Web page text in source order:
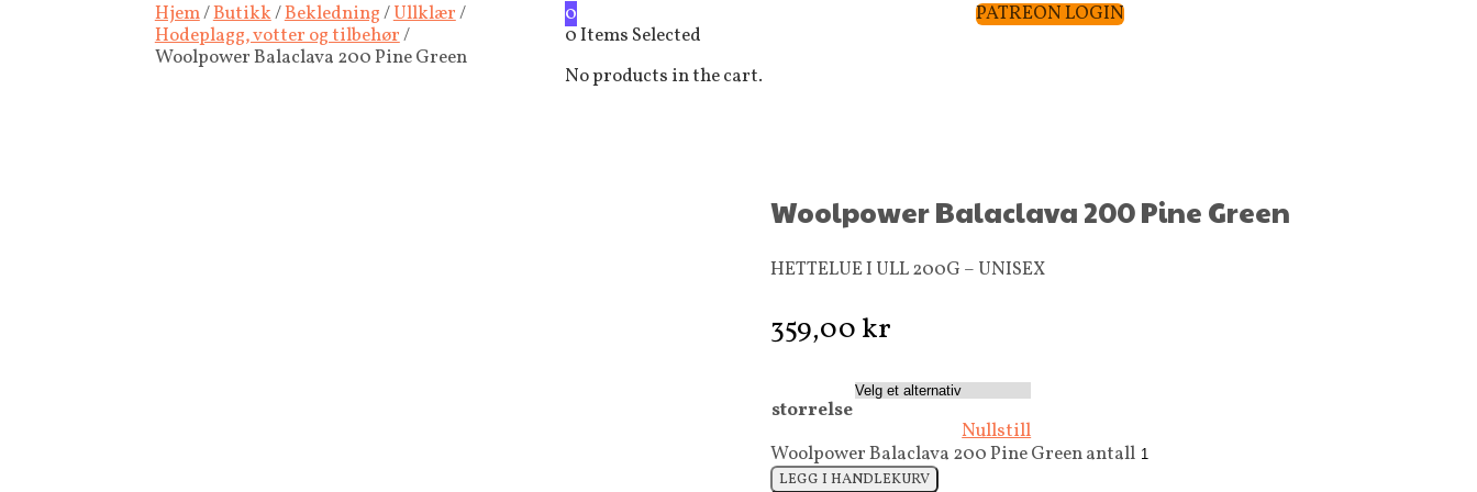
Hjem/Butikk/Bekledning/Ullklær/
Hodeplagg, votter og tilbehør/
Woolpower Balaclava 200 Pine Green
0
0Items Selected
No products in the cart.
PATREON LOGIN
Woolpower Balaclava 200 Pine Green
HETTELUE I ULL 200G – UNISEX
359,00kr
storrelse
Nullstill
Woolpower Balaclava 200 Pine Green antall
LEGG I HANDLEKURV